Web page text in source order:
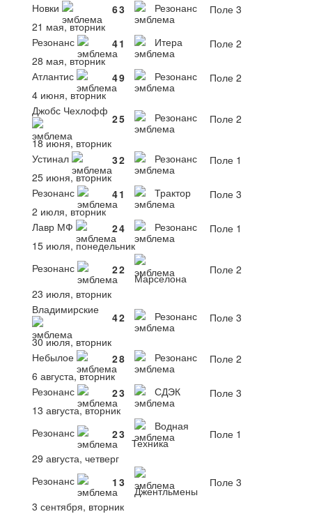
Новки
63 Резонанс
Поле 3
21 мая, вторник
Резонанс
41 Итера
Поле 2
28 мая, вторник
Атлантис
49 Резонанс
Поле 2
4 июня, вторник
Джобс Чехлофф
25 Резонанс
Поле 2
18 июня, вторник
Устинал
32 Резонанс
Поле 1
25 июня, вторник
Резонанс
41 Трактор
Поле 3
2 июля, вторник
Лавр МФ
24 Резонанс
Поле 1
15 июля, понедельник
Резонанс
22
Марселона
Поле 2
23 июля, вторник
Владимирские
42 Резонанс
Поле 3
30 июля, вторник
Небылое
28 Резонанс
Поле 2
6 августа, вторник
Резонанс
23 СДЭК
Поле 3
13 августа, вторник
Резонанс
23
Водная
Техника
Поле 1
29 августа, четверг
Резонанс
1 3
Джентльмены
Поле 3
3 сентября, вторник